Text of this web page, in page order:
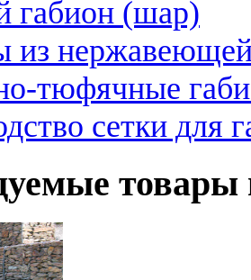
габион (шар)
из
тюфячные
сетки для
товары